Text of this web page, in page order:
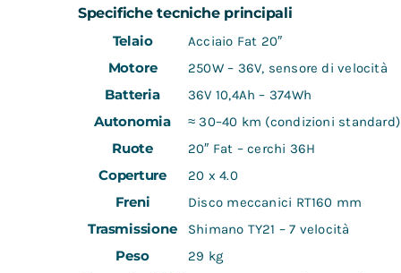
Specifiche tecniche principali
Telaio
Acciaio Fat 20″
Motore 250W – 36V, sensore di velocità
Batteria 36V 10,4Ah – 374Wh
Autonomia ≈ 30–40 km (condizioni standard)
Ruote 20″ Fat – cerchi 36H
Coperture 20 x 4.0
Freni Disco meccanici RT160 mm
Trasmissione Shimano TY21 – 7 velocità
Peso 29 kg